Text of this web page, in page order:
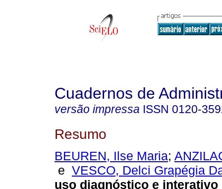
Cuadernos de
versão impressa ISSN 0120-
Resumo
BEUREN, Ilse Maria;
e VESCO, Delci Grapégia
uso diagnóstico e interativo